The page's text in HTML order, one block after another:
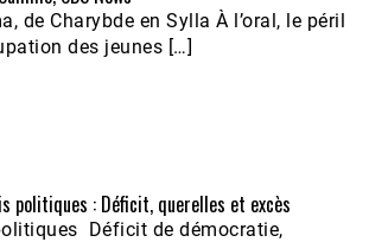
de Charybde en Sylla À l’oral, le péril
des jeunes […]
politiques : Déficit, querelles et excès
Déficit de démocratie,